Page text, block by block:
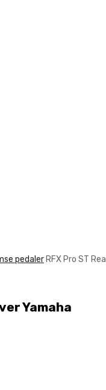
pedaler RFX Pro ST
Yamaha